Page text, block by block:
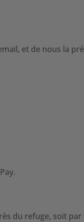
et de nous la
du refuge, soit par